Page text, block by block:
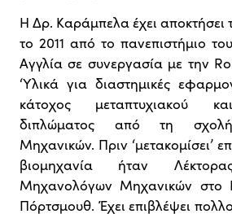
Η Δρ. Καράμπελα έχει αποκτήσει
το 2011 από το πανεπιστήμιο
Αγγλία σε συνεργασία με την
‘Υλικά για διαστημικές
κάτοχος μεταπτυχιακού
διπλώματος από τη
Μηχανικών. Πριν ‘μετακομίσει’
βιομηχανία ήταν
Μηχανολόγων Μηχανικών στο
Πόρτσμουθ. Έχει επιβλέψει